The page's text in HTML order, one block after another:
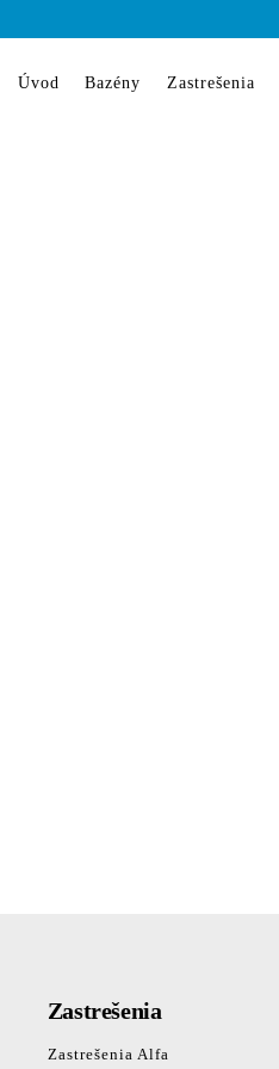
Úvod Bazény Zastrešenia
Zastrešenia
Zastrešenia Alfa